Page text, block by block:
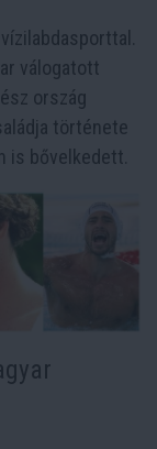
válogatott
ország
története
is bővelkedett.